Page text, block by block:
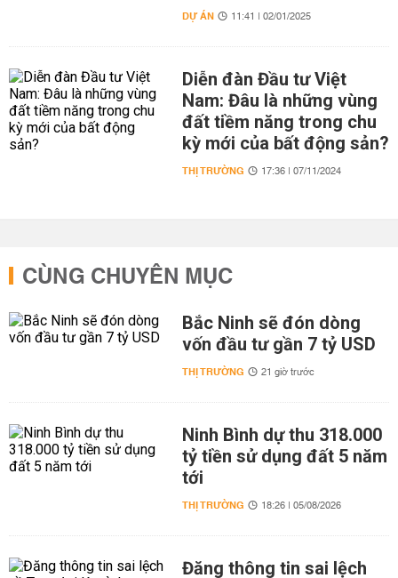
DỰ ÁN 11:41 | 02/01/2025
Diễn đàn Đầu tư Việt
Nam: Đâu là những vùng
đất tiềm năng trong chu
kỳ mới của bất động sản?
THỊ TRƯỜNG 17:36 | 07/11/2024
CÙNG CHUYÊN MỤC
Bắc Ninh sẽ đón dòng
vốn đầu tư gần 7 tỷ USD
THỊ TRƯỜNG 21 giờ trước
Ninh Bình dự thu 318.000
tỷ tiền sử dụng đất 5 năm
tới
THỊ TRƯỜNG 18:26 | 05/08/2026
Đăng thông tin sai lệch